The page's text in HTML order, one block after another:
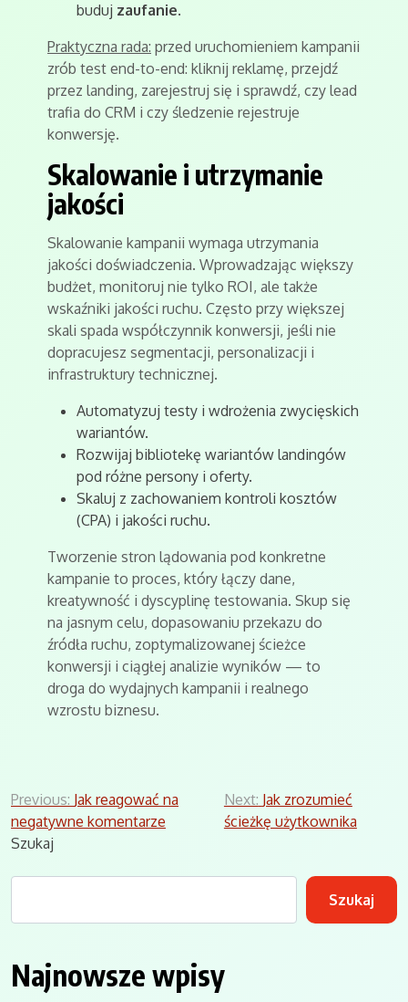
buduj zaufanie.
Praktyczna rada: przed uruchomieniem kampanii
zrób test end-to-end: kliknij reklamę, przejdź
przez landing, zarejestruj się i sprawdź, czy lead
trafia do CRM i czy śledzenie rejestruje
konwersję.
Skalowanie i utrzymanie
jakości
Skalowanie kampanii wymaga utrzymania
jakości doświadczenia. Wprowadzając większy
budżet, monitoruj nie tylko ROI, ale także
wskaźniki jakości ruchu. Często przy większej
skali spada współczynnik konwersji, jeśli nie
dopracujesz segmentacji, personalizacji i
infrastruktury technicznej.
Automatyzuj testy i wdrożenia zwycięskich
wariantów.
Rozwijaj bibliotekę wariantów landingów
pod różne persony i oferty.
Skaluj z zachowaniem kontroli kosztów
(CPA) i jakości ruchu.
Tworzenie stron lądowania pod konkretne
kampanie to proces, który łączy dane,
kreatywność i dyscyplinę testowania. Skup się
na jasnym celu, dopasowaniu przekazu do
źródła ruchu, zoptymalizowanej ścieżce
konwersji i ciągłej analizie wyników — to
droga do wydajnych kampanii i realnego
wzrostu biznesu.
Nawigacja
wpisu
Previous: Jak reagować na
negatywne komentarze
Next: Jak zrozumieć
ścieżkę użytkownika
Szukaj
Szukaj
Najnowsze wpisy